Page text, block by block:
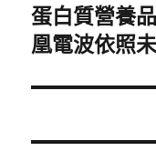
下
一
文
蛋白質營養
凰電波依照